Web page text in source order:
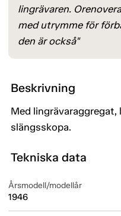
lingrävaren.
med utrymme för
den är också"
Beskrivning
Med
slängsskopa.
Tekniska data
Årsmodell/modellår
1946